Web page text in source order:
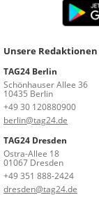
Unsere
TAG24 Berlin
Schönhauser Allee 36
10435 Berlin
+49 30 120880900
berlin@tag24.de
TAG24 Dresden
Ostra-Allee 18
01067 Dresden
+49 351 888-2424
dresden@tag24.de